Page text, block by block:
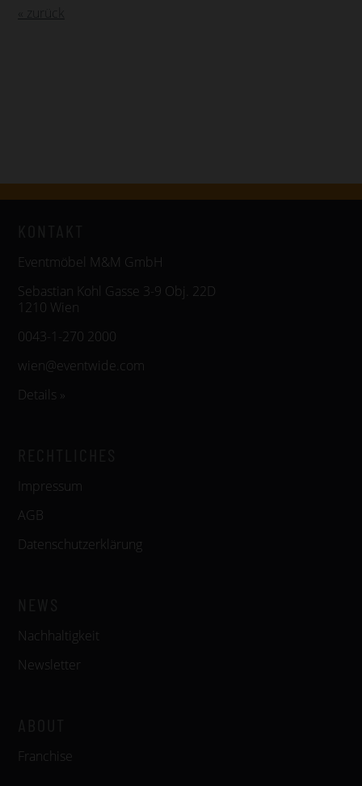
« zurück
Eventmöbel M&M GmbH
Sebastian Kohl Gasse 3-9 Obj. 22D
1210 Wien
0043-1-270 2000
wien@eventwide.com
Details »
Impressum
AGB
Datenschutzerklärung
Nachhaltigkeit
Newsletter
Franchise